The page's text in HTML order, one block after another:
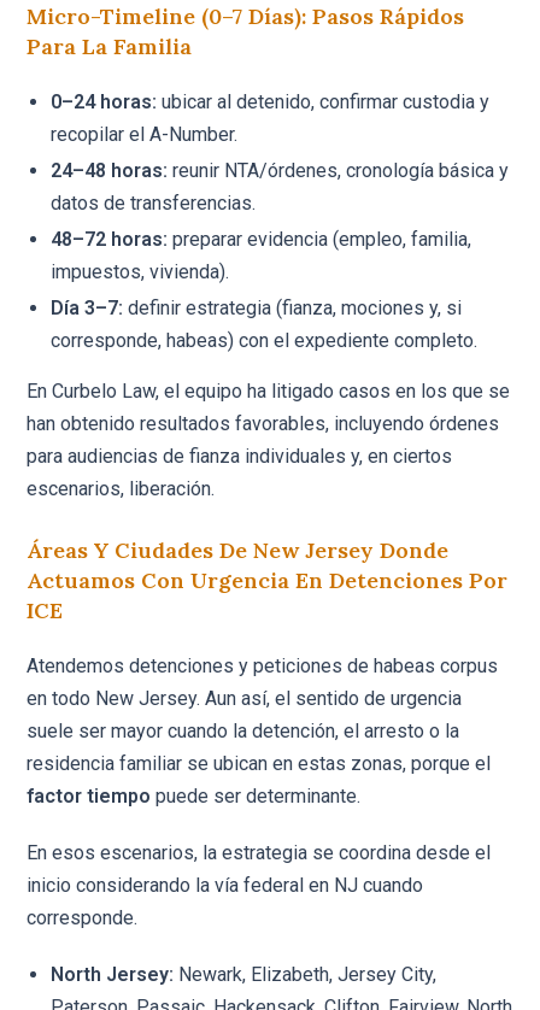
Micro-Timeline (0–7 Días): Pasos Rápidos
Para La Familia
0–24 horas: ubicar al detenido, confirmar custodia y
recopilar el A-Number.
24–48 horas: reunir NTA/órdenes, cronología básica y
datos de transferencias.
48–72 horas: preparar evidencia (empleo, familia,
impuestos, vivienda).
Día 3–7: definir estrategia (fianza, mociones y, si
corresponde, habeas) con el expediente completo.
En Curbelo Law, el equipo ha litigado casos en los que se
han obtenido resultados favorables, incluyendo órdenes
para audiencias de fianza individuales y, en ciertos
escenarios, liberación.
Áreas Y Ciudades De New Jersey Donde
Actuamos Con Urgencia En Detenciones Por
ICE
Atendemos detenciones y peticiones de habeas corpus
en todo New Jersey. Aun así, el sentido de urgencia
suele ser mayor cuando la detención, el arresto o la
residencia familiar se ubican en estas zonas, porque el
factor tiempo puede ser determinante.
En esos escenarios, la estrategia se coordina desde el
inicio considerando la vía federal en NJ cuando
corresponde.
North Jersey: Newark, Elizabeth, Jersey City,